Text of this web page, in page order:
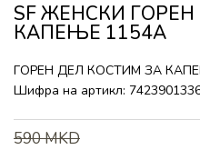
SF ЖЕНСКИ
КАПЕЊЕ 1154A
ГОРEН ДЕЛ КОСТИМ ЗА
Шифра на артикл:
590MKD